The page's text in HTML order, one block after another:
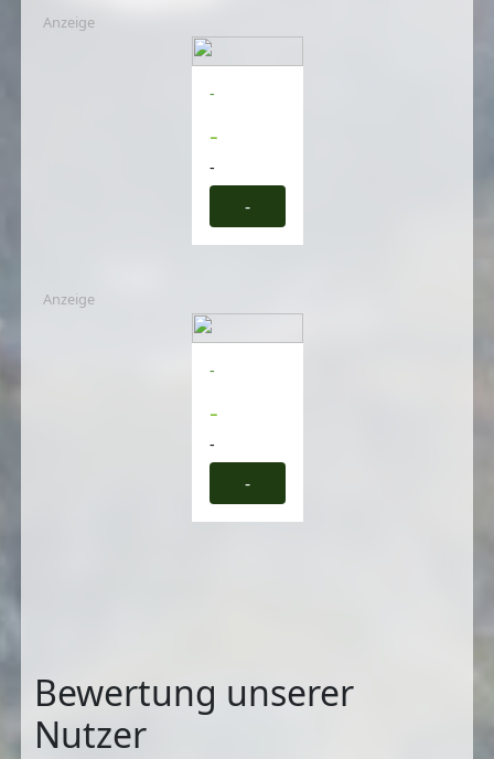
Anzeige
-
-
-
-
Anzeige
-
-
-
-
Bewertung unserer
Nutzer